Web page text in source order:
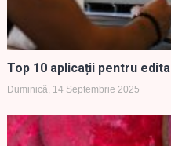
Top 10 aplicații pentru
Duminică, 14 Septembrie 2025